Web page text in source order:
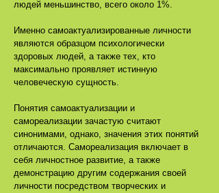
людей меньшинство, всего около 1%.
Именно самоактуализированные личности
являются образцом психологически
здоровых людей, а также тех, кто
максимально проявляет истинную
человеческую сущность.
Понятия самоактуализации и
самореализации зачастую считают
синонимами, однако, значения этих понятий
отличаются. Самореализация включает в
себя личностное развитие, а также
демонстрацию другим содержания своей
личности посредством творческих и